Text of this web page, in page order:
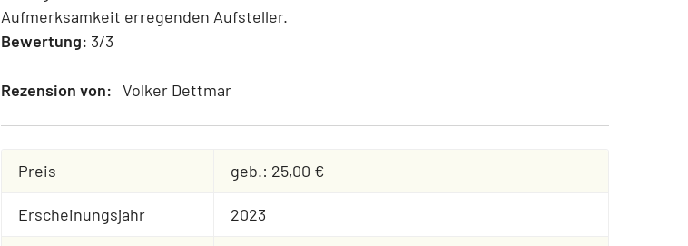
Aufmerksamkeit erregenden Aufsteller.
Bewertung: 3/3
Rezension von: Volker Dettmar
Preis geb.: 25,00 €
Erscheinungsjahr 2023